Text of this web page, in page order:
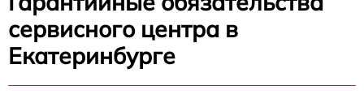
сервисного центра в
Екатеринбурге